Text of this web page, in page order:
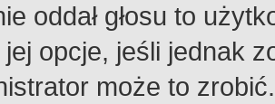
oddał głosu to
opcje, jeśli jednak
może to